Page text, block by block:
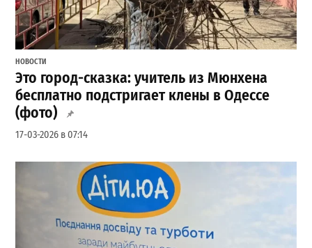
НОВОСТИ
Это город-сказка: учитель из Мюнхена
бесплатно подстригает клены в Одессе
(фото)
17-03-2026 в 07:14